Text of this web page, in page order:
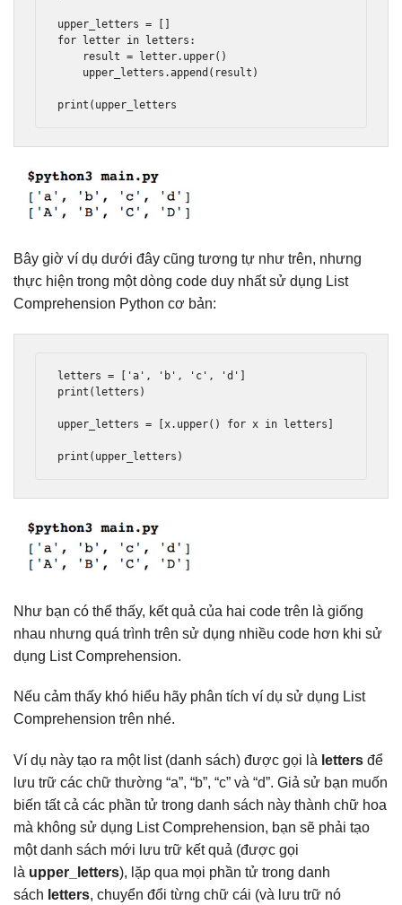
upper_letters =
[]
for letter in letters :
    result
= letter. upper()
    upper_letters
.append ( result )
print ( upper_letters
Bây giờ ví dụ dưới đây cũng tương tự như trên, nhưng
thực hiện trong một dòng code duy nhất sử dụng List
Comprehension Python cơ bản:
letters = 'a' , 'b' , 'c' , 'd'
print ( letters )
upper_letters = [x. upper() for x in letters
print ( upper_letters )
Như bạn có thể thấy, kết quả của hai code trên là giống
nhau nhưng quá trình trên sử dụng nhiều code hơn khi sử
dụng List Comprehension.
Nếu cảm thấy khó hiểu hãy phân tích ví dụ sử dụng List
Comprehension trên nhé.
Ví dụ này tạo ra một list (danh sách) được gọi là letters để
lưu trữ các chữ thường “a”, “b”, “c” và “d”. Giả sử bạn muốn
biến tất cả các phần tử trong danh sách này thành chữ hoa
mà không sử dụng List Comprehension, bạn sẽ phải tạo
một danh sách mới lưu trữ kết quả (được gọi
là upper_letters), lặp qua mọi phần tử trong danh
sách letters, chuyển đổi từng chữ cái (và lưu trữ nó